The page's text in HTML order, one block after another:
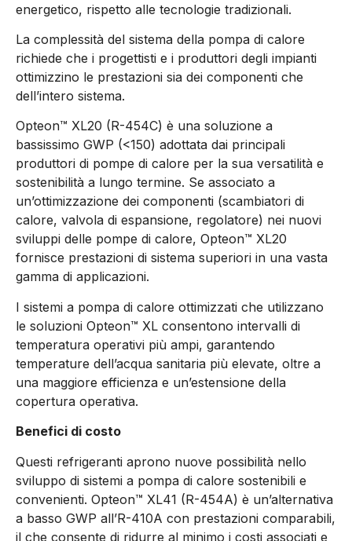
energetico, rispetto alle tecnologie tradizionali.
La complessità del sistema della pompa di calore
richiede che i progettisti e i produttori degli impianti
ottimizzino le prestazioni sia dei componenti che
dell’intero sistema.
Opteon™ XL20 (R-454C) è una soluzione a
bassissimo GWP (<150) adottata dai principali
produttori di pompe di calore per la sua versatilità e
sostenibilità a lungo termine. Se associato a
un’ottimizzazione dei componenti (scambiatori di
calore, valvola di espansione, regolatore) nei nuovi
sviluppi delle pompe di calore, Opteon™ XL20
fornisce prestazioni di sistema superiori in una vasta
gamma di applicazioni.
I sistemi a pompa di calore ottimizzati che utilizzano
le soluzioni Opteon™ XL consentono intervalli di
temperatura operativi più ampi, garantendo
temperature dell’acqua sanitaria più elevate, oltre a
una maggiore efficienza e un’estensione della
copertura operativa.
Benefici di costo
Questi refrigeranti aprono nuove possibilità nello
sviluppo di sistemi a pompa di calore sostenibili e
convenienti. Opteon™ XL41 (R-454A) è un’alternativa
a basso GWP all’R-410A con prestazioni comparabili,
il che consente di ridurre al minimo i costi associati e